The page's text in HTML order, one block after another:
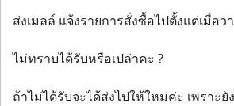
ส่งเมลล์ แจ้งรายการสั่งซื้อไปตั้งแต่เมื่อ
ไม่ทราบได้รับหรือเปล่าคะ ?
ถ้าไม่ได้รับจะได้ส่งไปให้ใหม่ค่ะ เพราะ